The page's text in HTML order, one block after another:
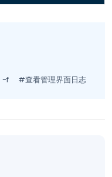
#查看管理界面日志